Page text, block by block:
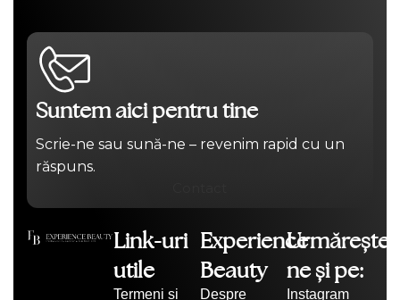
Suntem aici pentru tine
Scrie-ne sau sună-ne – revenim rapid cu un
răspuns.
Link-uri
utile
Termeni și
Experience
Beauty
Despre
Urmărește-
ne și pe:
Instagram